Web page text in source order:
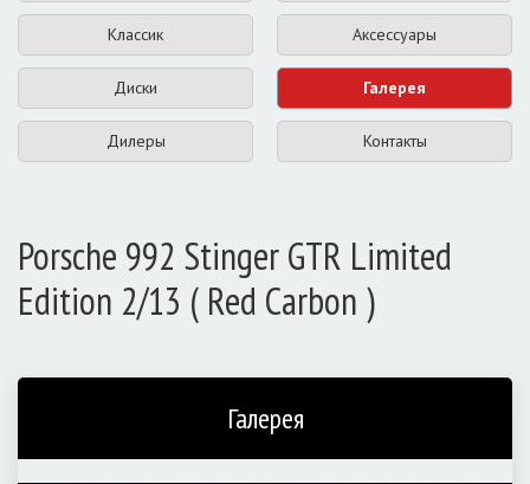
Классик Аксессуары
Диски Галерея
Дилеры Контакты
Porsche 992 Stinger GTR Limited
Edition 2/13 ( Red Carbon )
Галерея